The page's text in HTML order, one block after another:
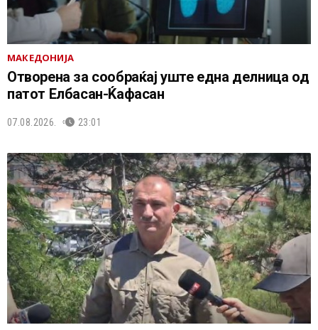
МАКЕДОНИЈА
Отворена за сообраќај уште една делница од
патот Елбасан-Ќафасан
07.08.2026. 23:01